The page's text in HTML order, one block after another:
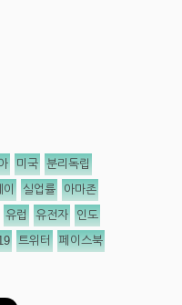
미국 분리독립
이 실업률 아마존
유럽 유전자 인도
트위터 페이스북